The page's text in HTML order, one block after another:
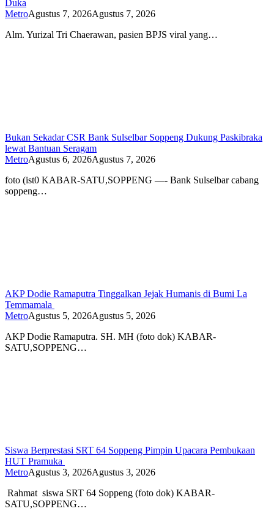
Duka
MetroAgustus 7, 2026Agustus 7, 2026
Alm. Yurizal Tri Chaerawan, pasien BPJS viral yang…
Bukan Sekadar CSR Bank Sulselbar Soppeng Dukung Paskibraka
lewat Bantuan Seragam
MetroAgustus 6, 2026Agustus 7, 2026
foto (ist0 KABAR-SATU,SOPPENG —- Bank Sulselbar cabang
soppeng…
AKP Dodie Ramaputra Tinggalkan Jejak Humanis di Bumi La
Temmamala
MetroAgustus 5, 2026Agustus 5, 2026
AKP Dodie Ramaputra. SH. MH (foto dok) KABAR-
SATU,SOPPENG…
Siswa Berprestasi SRT 64 Soppeng Pimpin Upacara Pembukaan
HUT Pramuka
MetroAgustus 3, 2026Agustus 3, 2026
Rahmat siswa SRT 64 Soppeng (foto dok) KABAR-
SATU,SOPPENG…